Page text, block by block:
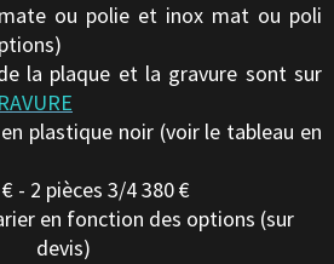
ou polie et inox mat ou poli
la plaque et la gravure sont sur
plastique noir (voir le tableau en
- 2 pièces 3/4 380 €
en fonction des options (sur
devis)